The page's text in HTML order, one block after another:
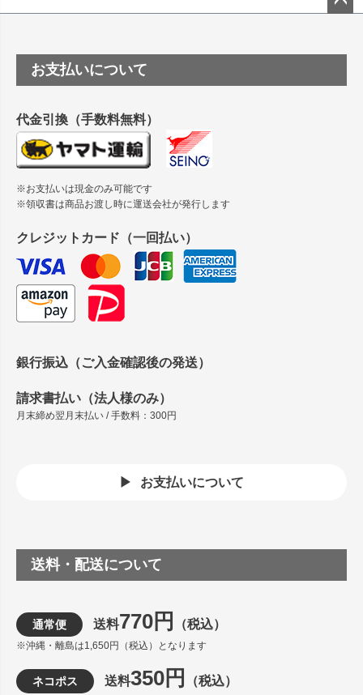
塩ビのロール紙で離型紙が透明の商品はありますか
つや消し半透明ラベルのロールタイプはありますか？
縦420mm×横650mmの包装紙に適した紙はありますか？
ップ
お支払いについて
代金引換（手数料無料）
※お支払いは現金のみ可能です
※領収書は商品お渡し時に運送会社が発行します
クレジットカード（一回払い）
銀行振込（ご入金確認後の発送）
請求書払い（法人様のみ）
月末締め翌月末払い / 手数料：300円
お支払いについて
送料・配送について
通常便 送料770円 （税込）
※沖縄・離島は1,650円（税込）となります
ネコポス 送料350円 （税込）